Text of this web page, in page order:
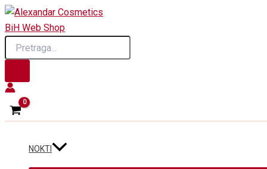
Skip
to
content
Products
search
NOKTI